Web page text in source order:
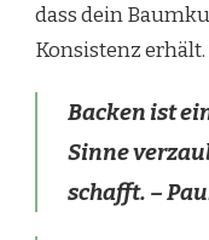
dass dein
Konsistenz erhält.
Backen ist
Sinne
schafft. –